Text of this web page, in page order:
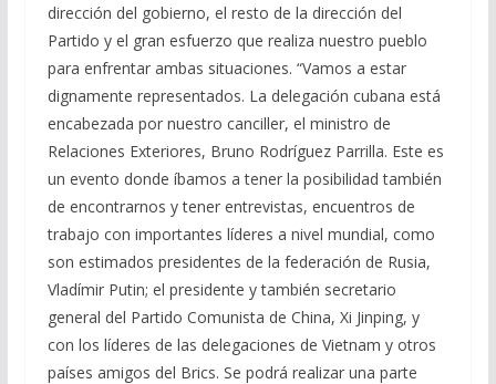
dirección del gobierno, el resto de la dirección del
Partido y el gran esfuerzo que realiza nuestro pueblo
para enfrentar ambas situaciones. “Vamos a estar
dignamente representados. La delegación cubana está
encabezada por nuestro canciller, el ministro de
Relaciones Exteriores, Bruno Rodríguez Parrilla. Este es
un evento donde íbamos a tener la posibilidad también
de encontrarnos y tener entrevistas, encuentros de
trabajo con importantes líderes a nivel mundial, como
son estimados presidentes de la federación de Rusia,
Vladímir Putin; el presidente y también secretario
general del Partido Comunista de China, Xi Jinping, y
con los líderes de las delegaciones de Vietnam y otros
países amigos del Brics. Se podrá realizar una parte